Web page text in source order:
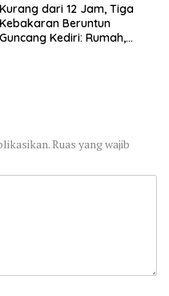
Kurang dari 12 Jam, Tiga
Kebakaran Beruntun
Guncang Kediri: Rumah,
Ruas yang wajib